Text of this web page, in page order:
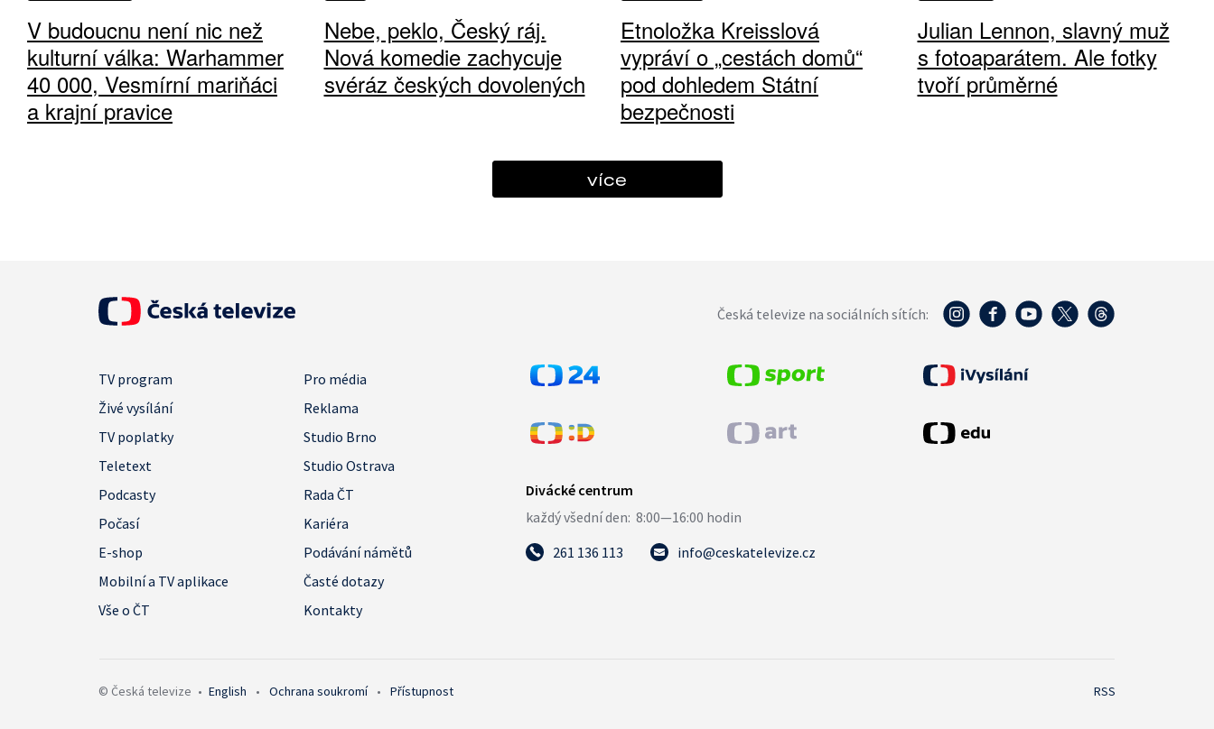
V budoucnu není nic než
kulturní válka: Warhammer
40 000, Vesmírní mariňáci
a krajní pravice
Nebe, peklo, Český ráj.
Nová komedie zachycuje
svéráz českých dovolených
Etnoložka Kreisslová
vypráví o „cestách domů“
pod dohledem Státní
bezpečnosti
Julian Lennon, slavný muž
s fotoaparátem. Ale fotky
tvoří průměrné
více
Česká televize na sociálních sítích:
TV program
Pro média
Živé vysílání
Reklama
TV poplatky
Studio Brno
Teletext
Studio Ostrava
Podcasty
Rada ČT
Počasí
Kariéra
E-shop
Podávání námětů
Mobilní a TV aplikace
Časté dotazy
Vše o ČT
Kontakty
261 136 113 info@ceskatelevize.cz
© Česká televize • English • Ochrana soukromí • Přístupnost RSS